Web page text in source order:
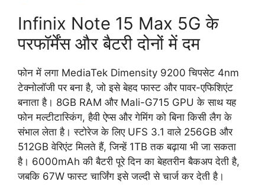
Infinix Note 15 Max 5G के
परफॉर्मेंस और बैटरी दोनों में दम
फोन में लगा MediaTek Dimensity 9200 चिपसेट 4nm
टेक्नोलॉजी पर बना है, जो इसे बेहद फास्ट और पावर-एफिशिएंट
बनाता है। 8GB RAM और Mali-G715 GPU के साथ यह
फोन मल्टीटास्किंग, हैवी ऐप्स और गेमिंग को बिना किसी लैग के
संभाल लेता है। स्टोरेज के लिए UFS 3.1 वाले 256GB और
512GB वेरिएंट मिलते हैं, जिन्हें 1TB तक बढ़ाया भी जा सकता
है। 6000mAh की बैटरी पूरे दिन का बेहतरीन बैकअप देती है,
जबकि 67W फास्ट चार्जिंग इसे जल्दी से चार्ज कर देती है।